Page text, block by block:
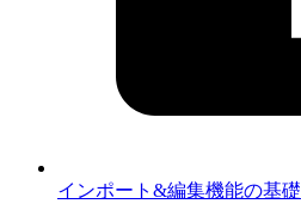
インポート&編集機能の基礎